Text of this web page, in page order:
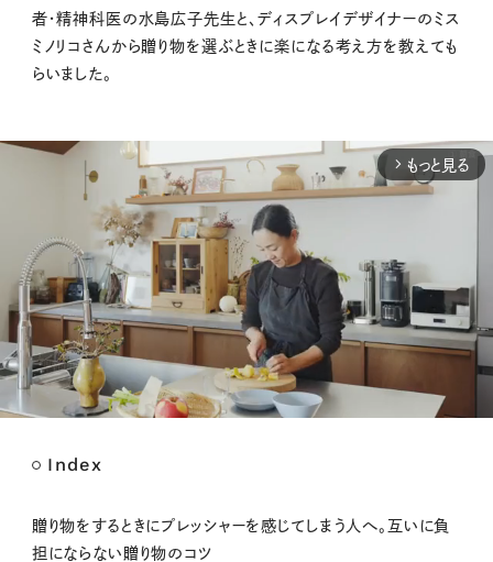
者・精神科医の水島広子先生と、ディスプレイデザイナーのミス
ミノリコさんから贈り物を選ぶときに楽になる考え方を教えても
らいました。
arrow_forward_ios もっと見る
t
Index
贈り物をするときにプレッシャーを感じてしまう人へ。互いに負
担にならない贈り物のコツ